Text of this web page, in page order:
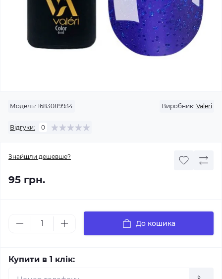
Модель: 1683089934 Виробник: Valeri
Відгуки: 0
Знайшли дешевше?
95 грн.
До кошика
Купити в 1 клік: